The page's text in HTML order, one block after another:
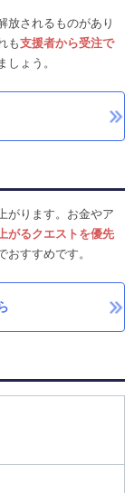
放されるものがあり
も支援者から受注で
ょう。
がります。お金やア
がるクエストを優先
おすすめです。